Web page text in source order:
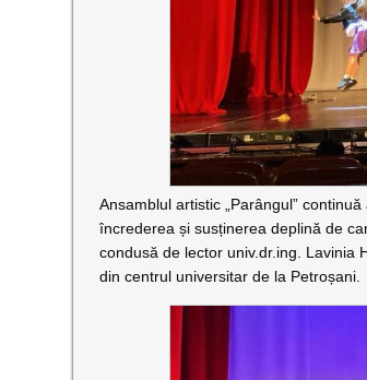
Ansamblul artistic „Parângul”
încrederea și susținerea deplină de
condusă de lector univ.dr.ing. Lavinia
din centrul universitar de la Petroșani.